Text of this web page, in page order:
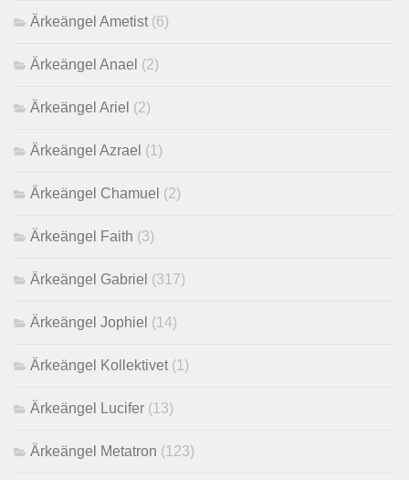
Ärkeängel Ametist (6)
Ärkeängel Anael (2)
Ärkeängel Ariel (2)
Ärkeängel Azrael (1)
Ärkeängel Chamuel (2)
Ärkeängel Faith (3)
Ärkeängel Gabriel (317)
Ärkeängel Jophiel (14)
Ärkeängel Kollektivet (1)
Ärkeängel Lucifer (13)
Ärkeängel Metatron (123)